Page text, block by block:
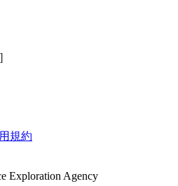
規約
Exploration Agency